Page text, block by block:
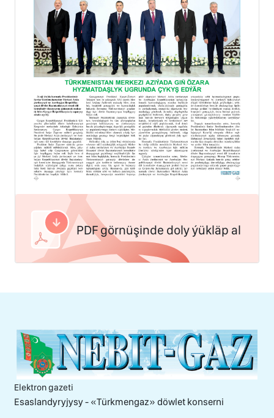
PDF görnüşinde doly ýükläp al
Elektron gazeti
Esaslandyryjysy - «Тürkmengaz» döwlet konserni